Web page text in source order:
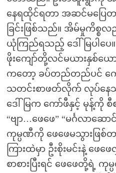
နေရထိုင်ရတာ အဆင်မပြေ
ခြင်းဖြစ်သည်။ အိမ်မှုကိစ္
ယုံကြည်ရသည့် ဒေါ်မြပါပေ
ဖိုးကျော်တို့လင်မယားနှစ်ယ
ကတော့ ခပ်တည်တည်ပင် က
သတင်းစာဖတ်လိုက် လုပ်န
ဒေါ်မြက ကော်ဖီနှင့် မုန့်ကို
“ဗျာ…ဖေဖေ” “မင်္ဂလာဆေ
ကုမ္ပဏီကို ဖေဖေမသွားဖြစ်တ
ကြားထဲမှာ ဦးစိုးမင်းနဲ့ ဖ
စာစားပြီးရင် ဖေဖေတို့ရဲ့